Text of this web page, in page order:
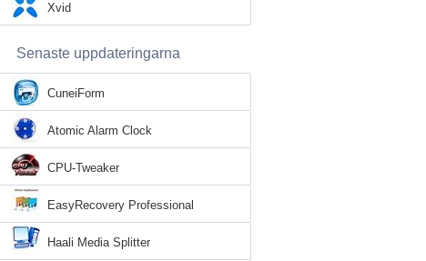
Xvid
Senaste uppdateringarna
CuneiForm
Atomic Alarm Clock
CPU-Tweaker
EasyRecovery Professional
Haali Media Splitter